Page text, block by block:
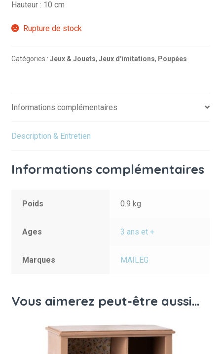
Hauteur : 10 cm
Rupture de stock
Catégories : Jeux & Jouets, Jeux d'imitations, Poupées
Informations complémentaires
Description & Entretien
Informations complémentaires
Poids 0.9 kg
Ages 3 ans et +
Marques MAILEG
Vous aimerez peut-être aussi…